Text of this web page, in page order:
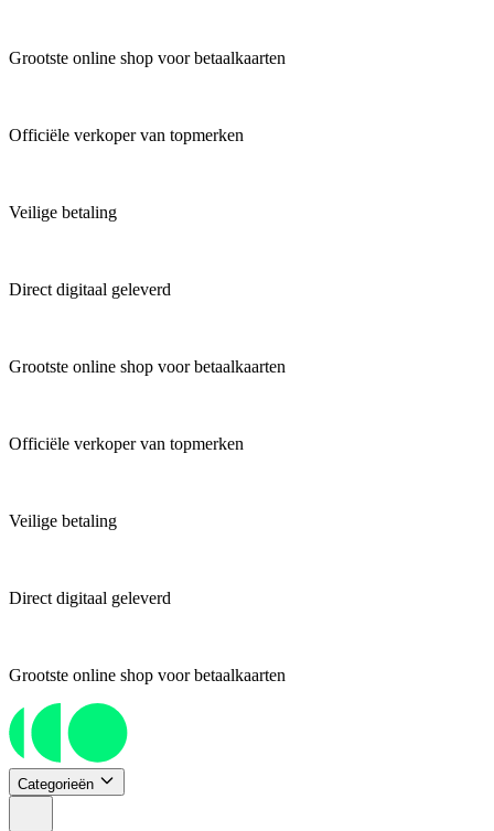
Grootste online shop voor betaalkaarten
Officiële verkoper van topmerken
Veilige betaling
Direct digitaal geleverd
Grootste online shop voor betaalkaarten
Officiële verkoper van topmerken
Veilige betaling
Direct digitaal geleverd
Grootste online shop voor betaalkaarten
Categorieën